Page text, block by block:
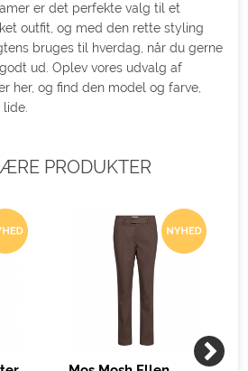
er det perfekte valg til et
outfit, og med den rette styling
bruges til hverdag, når du gerne
ud. Oplev vores udvalg af
her, og find den model og farve,
PRODUKTER